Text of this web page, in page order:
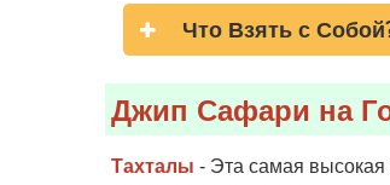
Тахталы - Эта самая
Джип Сафари на
Что Взять с